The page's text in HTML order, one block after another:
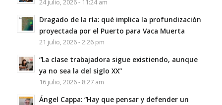
24 julio, 2026 - 11:24 am
Dragado de la ría: qué implica la profundización
proyectada por el Puerto para Vaca Muerta
21 julio, 2026 - 2:26 pm
“La clase trabajadora sigue existiendo, aunque
ya no sea la del siglo XX”
16 julio, 2026 - 8:27 am
Ángel Cappa: “Hay que pensar y defender un